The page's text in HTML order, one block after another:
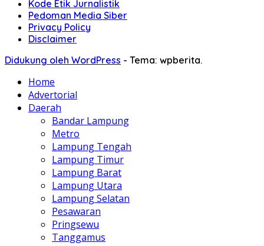
Kode Etik Jurnalistik
Pedoman Media Siber
Privacy Policy
Disclaimer
Didukung oleh WordPress - Tema: wpberita.
Home
Advertorial
Daerah
Bandar Lampung
Metro
Lampung Tengah
Lampung Timur
Lampung Barat
Lampung Utara
Lampung Selatan
Pesawaran
Pringsewu
Tanggamus